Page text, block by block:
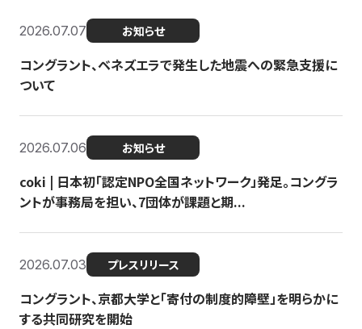
2026.07.07 お知らせ
コングラント、ベネズエラで発生した地震への緊急支援に
ついて
2026.07.06 お知らせ
coki | 日本初「認定NPO全国ネットワーク」発足。コングラ
ントが事務局を担い、7団体が課題と期...
2026.07.03 プレスリリース
コングラント、京都大学と「寄付の制度的障壁」を明らかに
する共同研究を開始